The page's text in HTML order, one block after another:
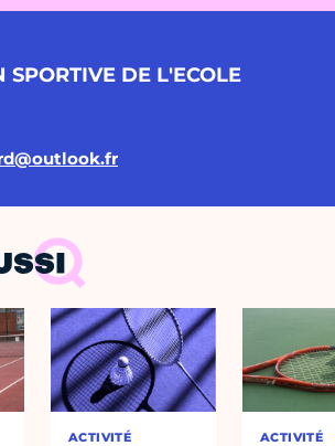
SPORTIVE DE L'ECOLE
ACTIVITÉ ACTIVITÉ